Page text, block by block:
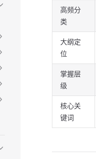
高频分
类
大纲定
位
掌握层
级
核心关
键词